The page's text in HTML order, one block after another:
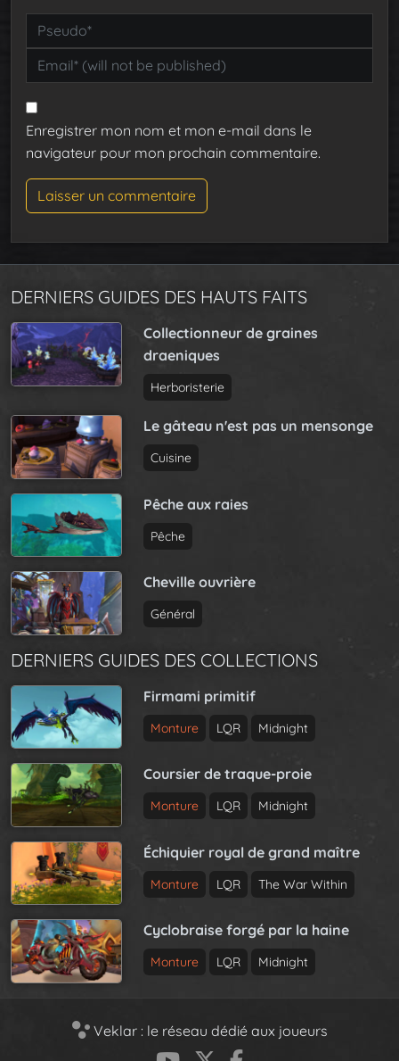
Enregistrer mon nom et mon e-mail dans le
navigateur pour mon prochain commentaire.
DERNIERS GUIDES DES HAUTS FAITS
Collectionneur de graines
draeniques
Herboristerie
Le gâteau n'est pas un mensonge
Cuisine
Pêche aux raies
Pêche
Cheville ouvrière
Général
DERNIERS GUIDES DES COLLECTIONS
Firmami primitif
Monture LQR Midnight
Coursier de traque-proie
Monture LQR Midnight
Échiquier royal de grand maître
Monture LQR The War Within
Cyclobraise forgé par la haine
Monture LQR Midnight
Veklar : le réseau dédié aux joueurs